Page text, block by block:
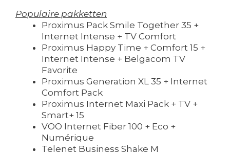
Populaire pakketten
Proximus Pack Smile Together 35 +
Internet Intense + TV Comfort
Proximus Happy Time + Comfort 15 +
Internet Intense + Belgacom TV
Favorite
Proximus Generation XL 35 + Internet
Comfort Pack
Proximus Internet Maxi Pack + TV +
Smart+ 15
VOO Internet Fiber 100 + Eco +
Numérique
Telenet Business Shake M